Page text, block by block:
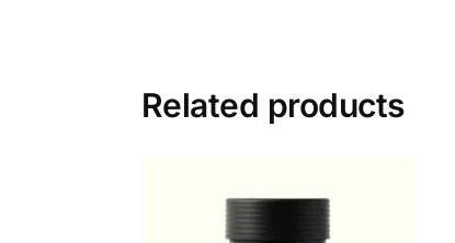
Related products